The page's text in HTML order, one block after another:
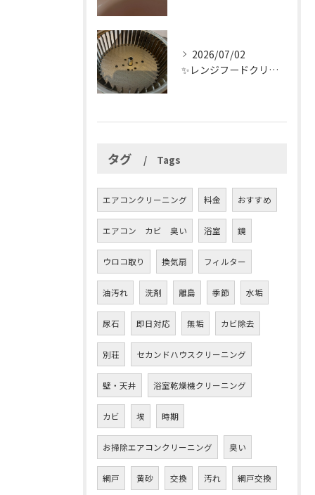
2026/07/02
✨レンジフードクリーニング✨
タグ Tags
エアコンクリーニング 料金 おすすめ
エアコン カビ 臭い 浴室 鏡
ウロコ取り 換気扇 フィルター
油汚れ 洗剤 離島 季節 水垢
尿石 即日対応 無垢 カビ除去
別荘 セカンドハウスクリーニング
壁・天井 浴室乾燥機クリーニング
カビ 埃 時期
お掃除エアコンクリーニング 臭い
網戸 黄砂 交換 汚れ 網戸交換